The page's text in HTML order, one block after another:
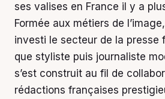
ses valises en France il y a
Formée aux métiers de
investi le secteur de la presse
que styliste puis journaliste
s’est construit au fil de
rédactions françaises